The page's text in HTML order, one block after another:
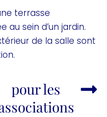
terrasse
au sein d’un jardin.
de la salle sont
pour les